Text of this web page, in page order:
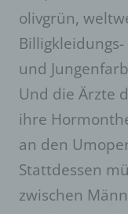
olivgrün,
und
Und die Ärzte
ihre
an den
Stattdessen
zwischen
LocalStorage
entsprechende
verhindern.
Zahlreiche
Cookies. Viele
Cookie-ID. Eine
Kennung des
Zeichenfolge,
Server dem
werden
wurde. Dies
Internetseiten
Browser der